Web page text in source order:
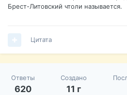
Брест-Литовский чтоли называется.
Цитата
Ответы
620
Создано
11 г